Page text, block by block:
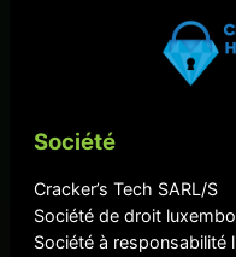
Société
Cracker’s Tech SARL/S
Société de droit
Société à responsabilité